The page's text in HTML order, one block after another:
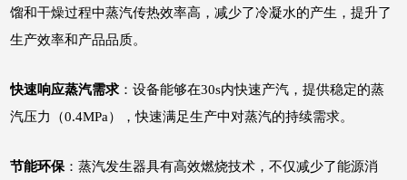
馏和干燥过程中蒸汽传热效率高，减少了冷凝水的产生，提升了
生产效率和产品品质。
快速响应蒸汽需求 ：设备能够在30s内快速产汽，提供稳定的蒸
汽压力（0.4MPa），快速满足生产中对蒸汽的持续需求。
节能环保 ：蒸汽发生器具有高效燃烧技术，不仅减少了能源消